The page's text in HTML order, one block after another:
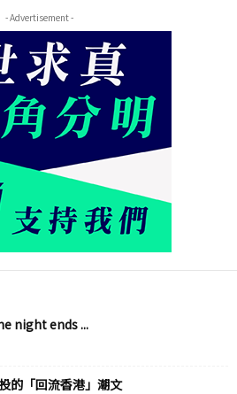
- Advertisement -
night ends ...
的「回流香港」潮文